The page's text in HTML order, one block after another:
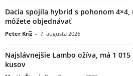
Dacia spojila hybrid s pohonom
môžete objednávať
Peter Kríž - 7. augusta 2026
Najslávnejšie Lambo ožíva, má 1
kusov